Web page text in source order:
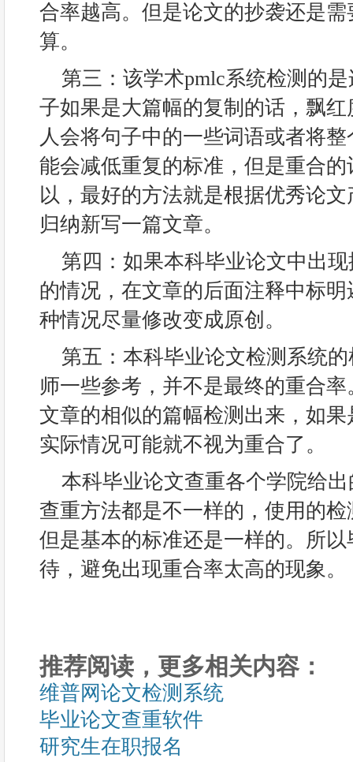
合率越高。但是论文的抄袭还是
算。
第三：该学术pmlc系统检测的
子如果是大篇幅的复制的话，飘
人会将句子中的一些词语或者将
能会减低重复的标准，但是重合
以，最好的方法就是根据优秀论
归纳新写一篇文章。
第四：如果本科毕业论文中出
的情况，在文章的后面注释中标
种情况尽量修改变成原创。
第五：本科毕业论文检测系统
师一些参考，并不是最终的重合
文章的相似的篇幅检测出来，如
实际情况可能就不视为重合了。
本科毕业论文查重各个学院给
查重方法都是不一样的，使用的
但是基本的标准还是一样的。所
待，避免出现重合率太高的现象。
推荐阅读，更多相关内容：
维普网论文检测系统
毕业论文查重软件
研究生在职报名